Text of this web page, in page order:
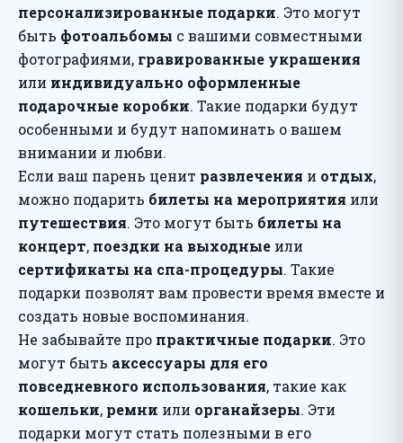
персонализированные подарки. Это могут
быть фотоальбомы с вашими совместными
фотографиями, гравированные украшения
или индивидуально оформленные
подарочные коробки. Такие подарки будут
особенными и будут напоминать о вашем
внимании и любви.
Если ваш парень ценит развлечения и отдых,
можно подарить билеты на мероприятия или
путешествия. Это могут быть билеты на
концерт, поездки на выходные или
сертификаты на спа-процедуры. Такие
подарки позволят вам провести время вместе и
создать новые воспоминания.
Не забывайте про практичные подарки. Это
могут быть аксессуары для его
повседневного использования, такие как
кошельки, ремни или органайзеры. Эти
подарки могут стать полезными в его